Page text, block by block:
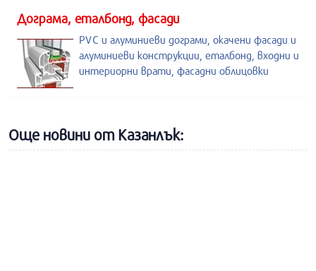
Дограма, еталбонд, фасади
PVC и алуминиеви дограми, окачени фасади и
алуминиеви конструкции, еталбонд, входни и
интериорни врати, фасадни облицовки
Още новини от Казанлък: